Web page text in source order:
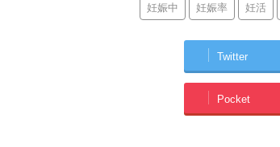
妊娠中 妊娠率 妊活
Twitter
Pocket